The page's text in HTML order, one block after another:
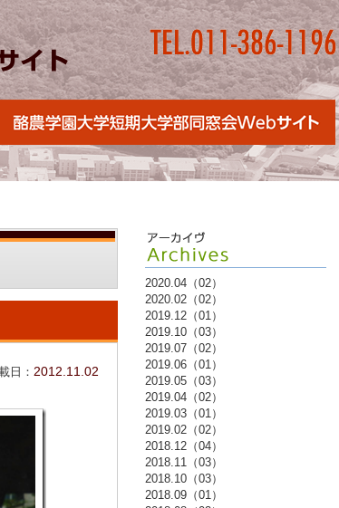
日： 2012.11.02
2020.04（02）
2020.02（02）
2019.12（01）
2019.10（03）
2019.07（02）
2019.06（01）
2019.05（03）
2019.04（02）
2019.03（01）
2019.02（02）
2018.12（04）
2018.11（03）
2018.10（03）
2018.09（01）